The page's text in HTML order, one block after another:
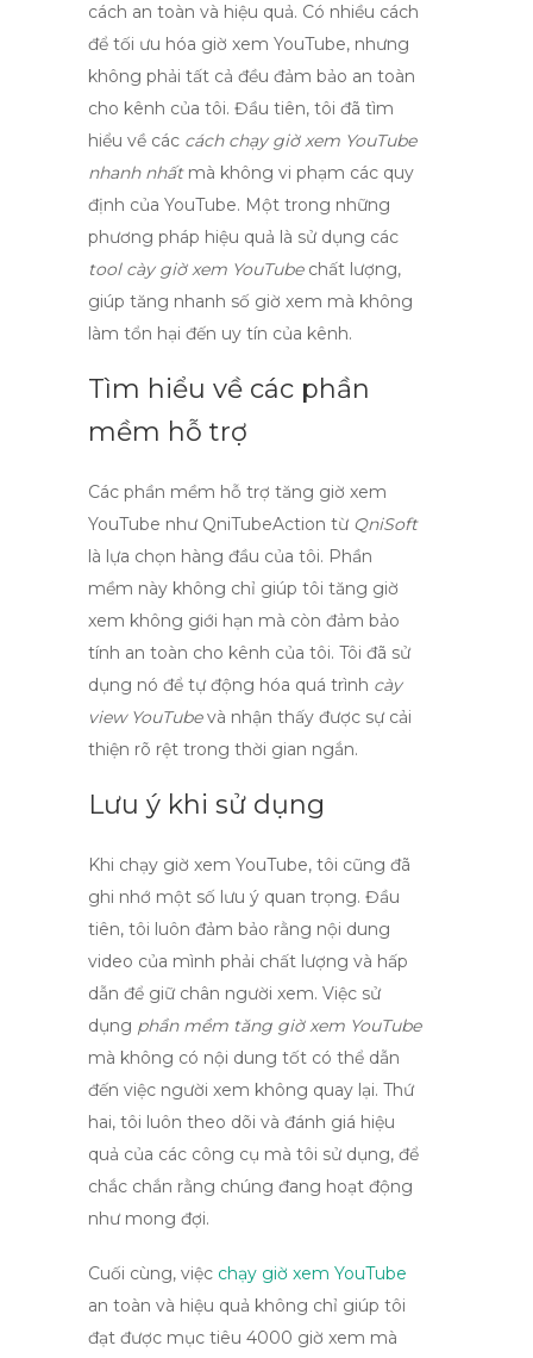
cách an toàn và hiệu quả. Có nhiều cách
để tối ưu hóa giờ xem YouTube, nhưng
không phải tất cả đều đảm bảo an toàn
cho kênh của tôi. Đầu tiên, tôi đã tìm
hiểu về các cách chạy giờ xem YouTube
nhanh nhấtmà không vi phạm các quy
định của YouTube. Một trong những
phương pháp hiệu quả là sử dụng các
tool cày giờ xem YouTubechất lượng,
giúp tăng nhanh số giờ xem mà không
làm tổn hại đến uy tín của kênh.
Tìm hiểu về các phần
mềm hỗ trợ
Các phần mềm hỗ trợ tăng giờ xem
YouTube như QniTubeAction từ QniSoft
là lựa chọn hàng đầu của tôi. Phần
mềm này không chỉ giúp tôi tăng giờ
xem không giới hạn mà còn đảm bảo
tính an toàn cho kênh của tôi. Tôi đã sử
dụng nó để tự động hóa quá trình cày
view YouTubevà nhận thấy được sự cải
thiện rõ rệt trong thời gian ngắn.
Lưu ý khi sử dụng
Khi chạy giờ xem YouTube, tôi cũng đã
ghi nhớ một số lưu ý quan trọng. Đầu
tiên, tôi luôn đảm bảo rằng nội dung
video của mình phải chất lượng và hấp
dẫn để giữ chân người xem. Việc sử
dụng phần mềm tăng giờ xem YouTube
mà không có nội dung tốt có thể dẫn
đến việc người xem không quay lại. Thứ
hai, tôi luôn theo dõi và đánh giá hiệu
quả của các công cụ mà tôi sử dụng, để
chắc chắn rằng chúng đang hoạt động
như mong đợi.
Cuối cùng, việc chạy giờ xem YouTube
an toàn và hiệu quả không chỉ giúp tôi
đạt được mục tiêu 4000 giờ xem mà